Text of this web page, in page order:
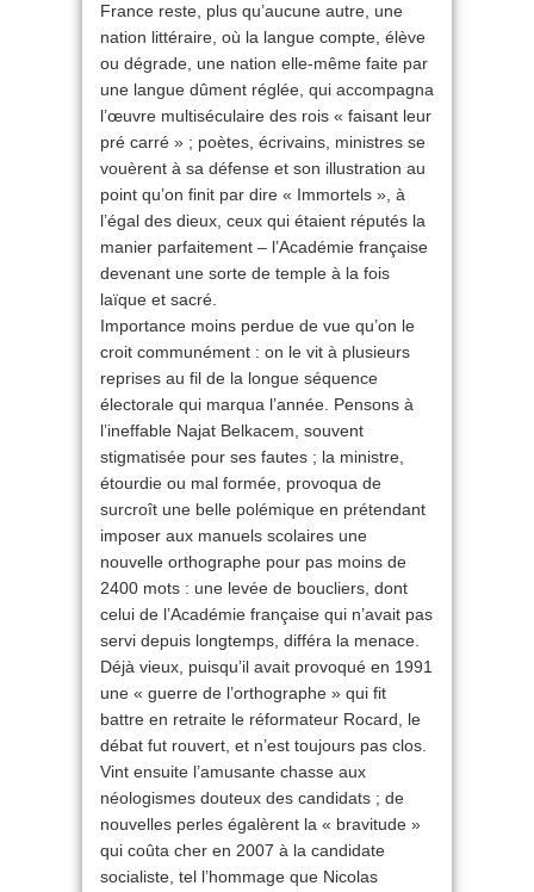
France reste, plus qu’aucune autre, une
nation littéraire, où la langue compte, élève
ou dégrade, une nation elle-même faite par
une langue dûment réglée, qui accompagna
l’œuvre multiséculaire des rois « faisant leur
pré carré » ; poètes, écrivains, ministres se
vouèrent à sa défense et son illustration au
point qu’on finit par dire « Immortels », à
l’égal des dieux, ceux qui étaient réputés la
manier parfaitement – l’Académie française
devenant une sorte de temple à la fois
laïque et sacré.
Importance moins perdue de vue qu’on le
croit communément : on le vit à plusieurs
reprises au fil de la longue séquence
électorale qui marqua l’année. Pensons à
l’ineffable Najat Belkacem, souvent
stigmatisée pour ses fautes ; la ministre,
étourdie ou mal formée, provoqua de
surcroît une belle polémique en prétendant
imposer aux manuels scolaires une
nouvelle orthographe pour pas moins de
2400 mots : une levée de boucliers, dont
celui de l’Académie française qui n’avait pas
servi depuis longtemps, différa la menace.
Déjà vieux, puisqu’il avait provoqué en 1991
une « guerre de l’orthographe » qui fit
battre en retraite le réformateur Rocard, le
débat fut rouvert, et n’est toujours pas clos.
Vint ensuite l’amusante chasse aux
néologismes douteux des candidats ; de
nouvelles perles égalèrent la « bravitude »
qui coûta cher en 2007 à la candidate
socialiste, tel l’hommage que Nicolas